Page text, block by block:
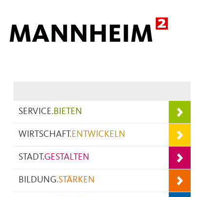
SERVICE.BIETEN
WIRTSCHAFT.ENTWICKELN
STADT.GESTALTEN
BILDUNG.STÄRKEN